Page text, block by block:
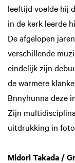
leeftijd voelde hij
in de kerk leerde
De afgelopen
verschillende
eindelijk zijn
de warmere
Bnnyhunna deze
Zijn
uitdrukking in
Midori Takada /